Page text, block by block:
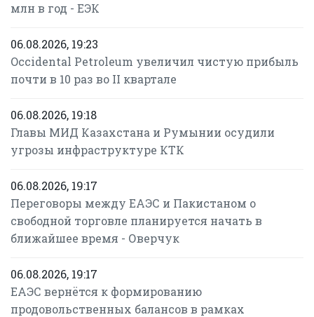
млн в год - ЕЭК
06.08.2026, 19:23
Occidental Petroleum увеличил чистую прибыль
почти в 10 раз во II квартале
06.08.2026, 19:18
Главы МИД Казахстана и Румынии осудили
угрозы инфраструктуре КТК
06.08.2026, 19:17
Переговоры между ЕАЭС и Пакистаном о
свободной торговле планируется начать в
ближайшее время - Оверчук
06.08.2026, 19:17
ЕАЭС вернётся к формированию
продовольственных балансов в рамках